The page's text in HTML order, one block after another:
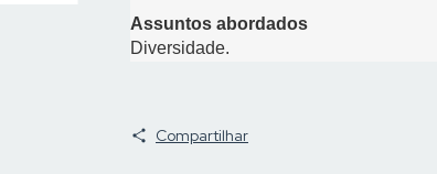
Assuntos abordados
Diversidade.
Compartilhar